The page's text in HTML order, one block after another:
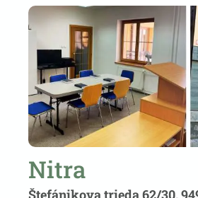
Nitra